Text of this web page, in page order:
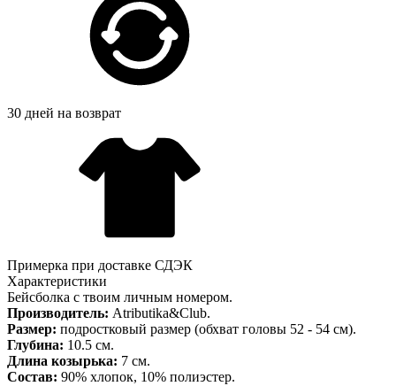
30 дней на возврат
Примерка при доставке СДЭК
Характеристики
Бейсболка с твоим личным номером.
Производитель: Atributika&Club.
Размер: подростковый размер (обхват головы 52 - 54 см).
Глубина: 10.5 см.
Длина козырька: 7 см.
Состав: 90% хлопок, 10% полиэстер.